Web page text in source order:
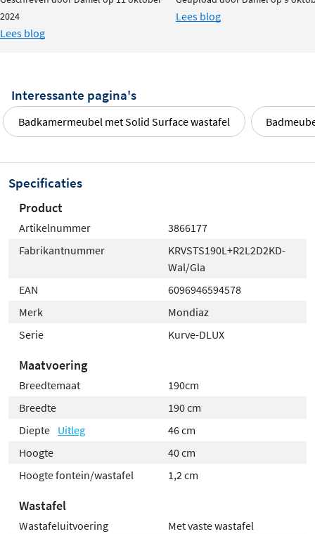
2024
Lees blog
Lees blog
Interessante pagina's
Badkamermeubel met Solid Surface wastafel
Specificaties
Product
Artikelnummer
3866177
Fabrikantnummer
KRVSTS190L+R2L2D2KD-
Wal/Gla
EAN
6096946594578
Merk
Mondiaz
Serie
Kurve-DLUX
Maatvoering
Breedtemaat
190cm
Breedte
190 cm
Diepte Uitleg
46 cm
Hoogte
40 cm
Hoogte fontein/wastafel
1,2 cm
Wastafel
Wastafeluitvoering
Met vaste wastafel